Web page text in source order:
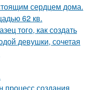
сердцем дома.
62 кв.
того, как создать
девушки, сочетая
процесс создания